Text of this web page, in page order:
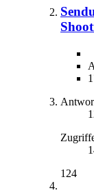
124